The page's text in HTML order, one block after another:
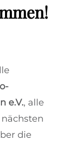
e.V., alle
die